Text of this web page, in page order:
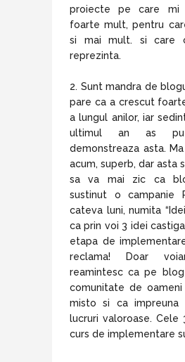
proiecte pe care mi
foarte mult, pentru
si mai mult. si care
reprezinta.
2. Sunt mandra de
pare ca a crescut
a lungul anilor, iar
ultimul an as
demonstreaza asta.
acum, superb, dar asta
sa va mai zic ca
sustinut o campanie
cateva luni, numita
ca prin voi 3 idei
etapa de
reclama! Doar
reamintesc ca pe
comunitate de
misto si ca impreuna
lucruri valoroase. Cele
curs de implementare